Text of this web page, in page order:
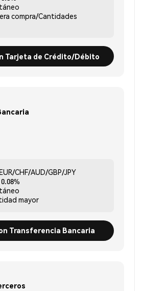
compra/Cantidades
Tarjeta de Crédito/Débito
CHF/AUD/GBP/JPY
0.08%
mayor
Transferencia Bancaria